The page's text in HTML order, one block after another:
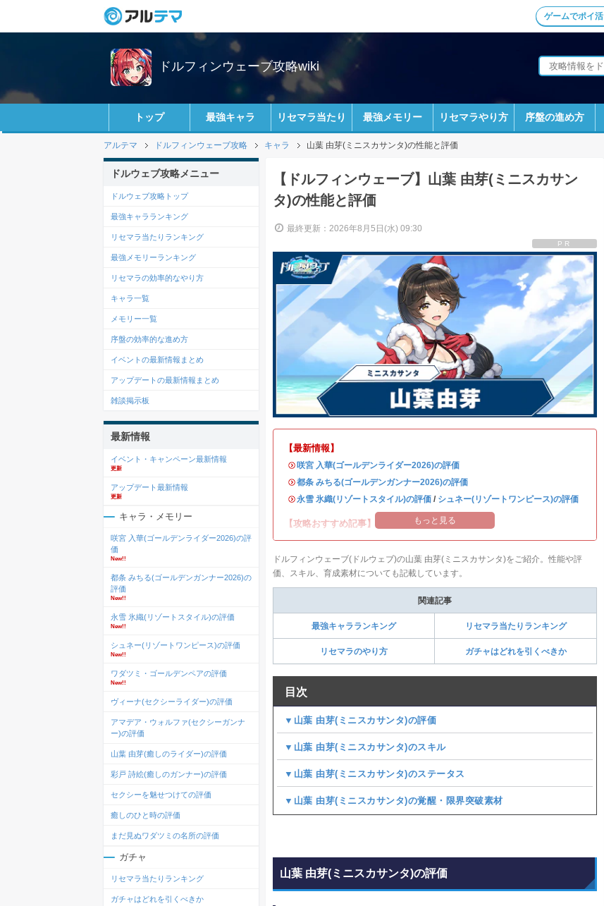
ゲームでポイ活
ドルフィンウェーブ攻略wiki
トップ 最強キャラ リセマラ当たり 最強メモリー リセマラやり方 序盤の進め方
アルテマ ドルフィンウェーブ攻略 キャラ 山葉 由芽(ミニスカサンタ)の性能と評価
【ドルフィンウェーブ】山葉 由芽(ミニスカサン
タ)の性能と評価
最終更新：2026年8月5日(水) 09:30
PR
【最新情報】
・咲宮 入華(ゴールデンライダー2026)の評価
・都条 みちる(ゴールデンガンナー2026)の評価
・永雪 氷織(リゾートスタイル)の評価 / シュネー(リゾートワンピース)の評価
【攻略おすすめ記事】 もっと見る
ドルフィンウェーブ(ドルウェブ)の山葉 由芽(ミニスカサンタ)をご紹介。性能や評
価、スキル、育成素材についても記載しています。
関連記事
最強キャラランキング リセマラ当たりランキング
リセマラのやり方 ガチャはどれを引くべきか
目次
▼山葉 由芽(ミニスカサンタ)の評価
▼山葉 由芽(ミニスカサンタ)のスキル
▼山葉 由芽(ミニスカサンタ)のステータス
▼山葉 由芽(ミニスカサンタ)の覚醒・限界突破素材
山葉 由芽(ミニスカサンタ)の評価
ドルウェブ攻略メニュー
ドルウェブ攻略トップ
最強キャラランキング
リセマラ当たりランキング
最強メモリーランキング
リセマラの効率的なやり方
キャラ一覧
メモリー一覧
序盤の効率的な進め方
イベントの最新情報まとめ
アップデートの最新情報まとめ
雑談掲示板
最新情報
イベント・キャンペーン最新情報
更新
アップデート最新情報
更新
キャラ・メモリー
咲宮 入華(ゴールデンライダー2026)の評
価
New!!
都条 みちる(ゴールデンガンナー2026)の
評価
New!!
永雪 氷織(リゾートスタイル)の評価
New!!
シュネー(リゾートワンピース)の評価
New!!
ワダツミ・ゴールデンペアの評価
New!!
ヴィーナ(セクシーライダー)の評価
アマデア・ウォルファ(セクシーガンナ
ー)の評価
山葉 由芽(癒しのライダー)の評価
彩戸 詩絵(癒しのガンナー)の評価
セクシーを魅せつけての評価
癒しのひと時の評価
まだ見ぬワダツミの名所の評価
ガチャ
リセマラ当たりランキング
ガチャはどれを引くべきか